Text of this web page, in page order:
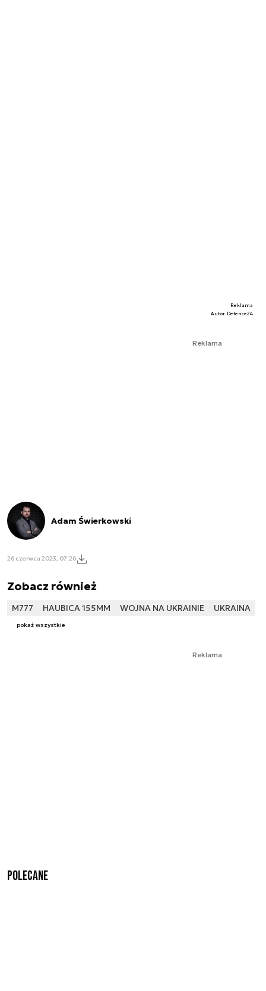
Reklama
Autor. Defence24
Reklama
Adam Świerkowski
26 czerwca 2023, 07:26
Zobacz również
M777 HAUBICA 155MM WOJNA NA UKRAINIE UKRAINA
pokaż wszystkie
Reklama
Polecane